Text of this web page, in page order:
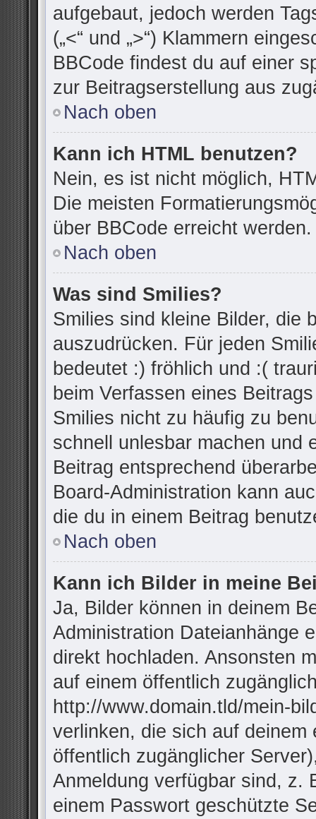
aufgebaut, jedoch werden
(„<“ und „>“) Klammern
BBCode findest du auf einer
zur Beitragserstellung aus
Nach oben
Kann ich HTML benutzen?
Nein, es ist nicht möglich,
Die meisten
über BBCode erreicht werden.
Nach oben
Was sind Smilies?
Smilies sind kleine Bilder, die
auszudrücken. Für jeden
bedeutet :) fröhlich und :(
beim Verfassen eines
Smilies nicht zu häufig zu
schnell unlesbar machen und
Beitrag entsprechend
Board-Administration kann
die du in einem Beitrag
Nach oben
Kann ich Bilder in meine
Ja, Bilder können in deinem
Administration Dateianhänge
direkt hochladen. Ansonsten
auf einem öffentlich
http://www.domain.tld/mein-
verlinken, die sich auf
öffentlich zugänglicher
Anmeldung verfügbar sind, z.
einem Passwort geschützte